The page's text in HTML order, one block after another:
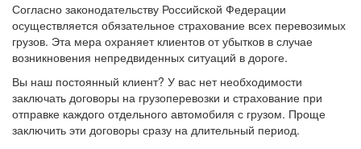
Согласно законодательству Российской Федерации
осуществляется обязательное страхование всех перевозимых
грузов. Эта мера охраняет клиентов от убытков в случае
возникновения непредвиденных ситуаций в дороге.
Вы наш постоянный клиент? У вас нет необходимости
заключать договоры на грузоперевозки и страхование при
отправке каждого отдельного автомобиля с грузом. Проще
заключить эти договоры сразу на длительный период.